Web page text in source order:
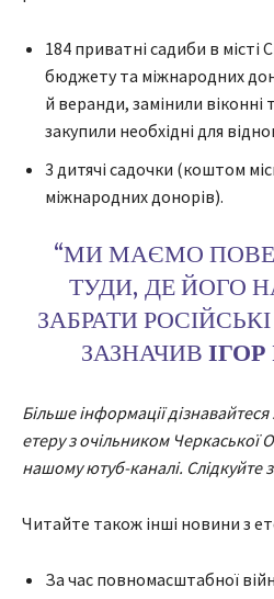
184 приватні садиби в місті
бюджету та міжнародних
й веранди, замінили
закупили необхідні для
3 дитячі садочки (коштом
міжнародних донорів).
“МИ МАЄМО
ТУДИ, ДЕ ЙОГО
ЗАБРАТИ
ЗАЗНАЧИВ
Більше інформації
етеру з очільником Черкаської
нашомуютуб-каналі. Слідкуйте
Читайте також інші новини з
За час повномасштабної